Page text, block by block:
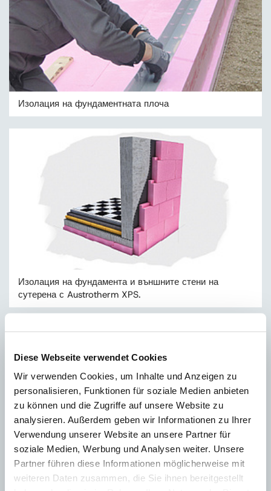
Diese Webseite verwendet Cookies
Wir verwenden Cookies, um Inhalte und Anzeigen zu
personalisieren, Funktionen für soziale Medien anbieten
zu können und die Zugriffe auf unsere Website zu
analysieren. Außerdem geben wir Informationen zu Ihrer
Verwendung unserer Website an unsere Partner für
soziale Medien, Werbung und Analysen weiter. Unsere
Partner führen diese Informationen möglicherweise mit
weiteren Daten zusammen, die Sie ihnen bereitgestellt
Изолация на фундаментната плоча
Изолация на фундамента и външните стени на
сутерена с Austrotherm XPS.
Обърнат покрив: Устойчивата на натиск и влага